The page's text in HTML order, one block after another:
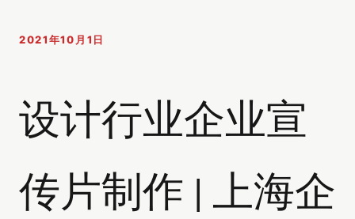
2021年10月1日
设计行业企业宣
传片制作 | 上海企